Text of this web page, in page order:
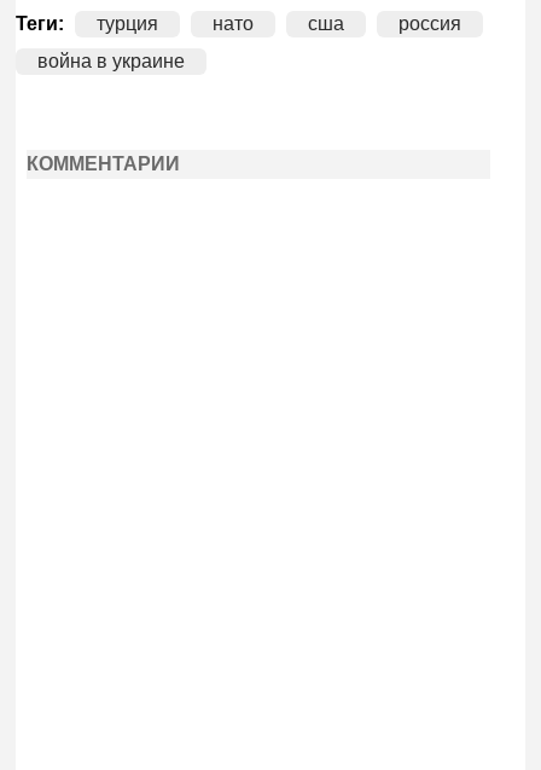
Теги: турция нато сша
россия
война в украине
КОММЕНТАРИИ